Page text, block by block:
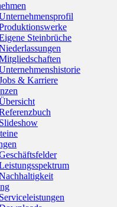
Steinbrüche
& Karriere
Slideshow
Serviceleistungen